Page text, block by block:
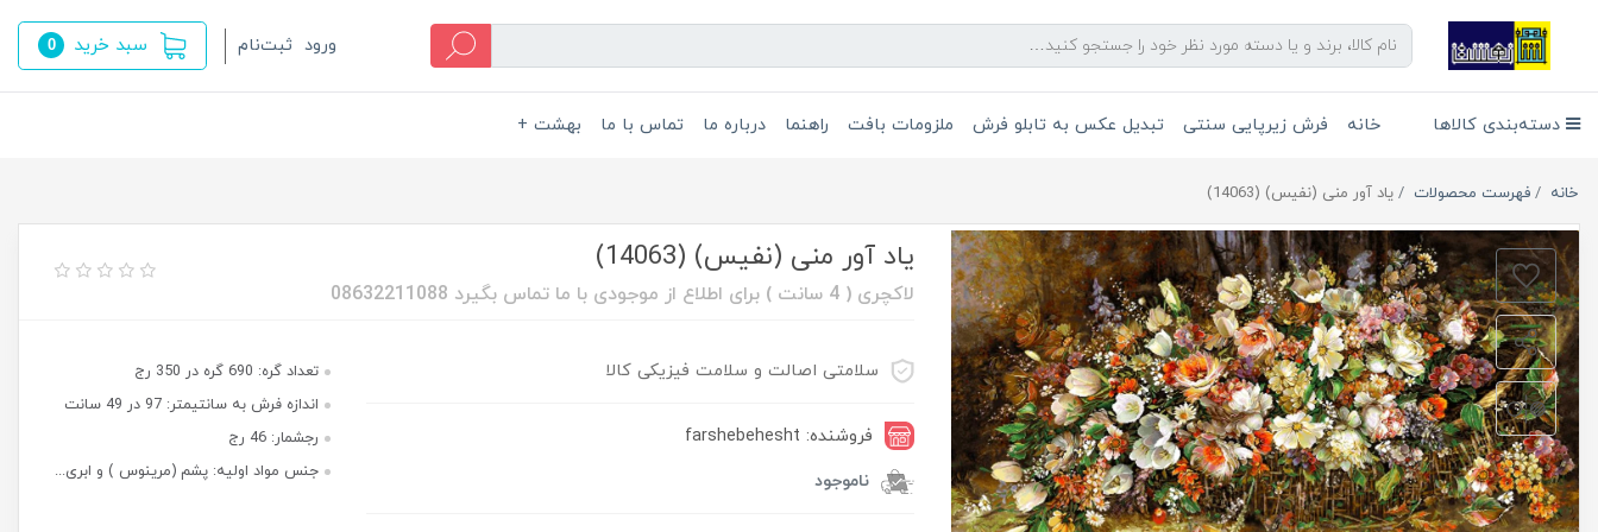
ورود ثبت‌نام سبد خرید 0
دسته‌بندی کالاها خانه فرش زیرپایی سنتی تبدیل عکس به تابلو فرش ملزومات بافت راهنما درباره ما تماس با ما بهشت +
خانه فهرست محصولات یاد آور منی (نفیس) (14063)
یاد آور منی (نفیس) (14063)
لاکچری ( 4 سانت ) برای اطلاع از موجودی با ما تماس بگیرد 08632211088
سلامتی اصالت و سلامت فیزیکی کالا
فروشنده: farshebehesht
ناموجود
تعداد گره: 690 گره در 350 رج
اندازه فرش به سانتیمتر: 97 در 49 سانت
رجشمار: 46 رج
جنس مواد اولیه: پشم (مرینوس ) و ابری...